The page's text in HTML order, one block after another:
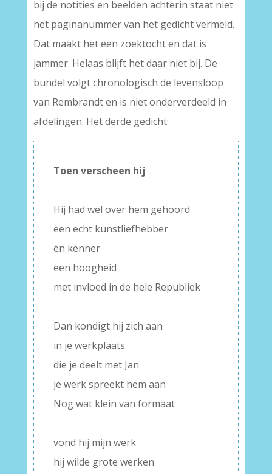
bij de notities en beelden achterin staat niet
het paginanummer van het gedicht vermeld.
Dat maakt het een zoektocht en dat is
jammer. Helaas blijft het daar niet bij. De
bundel volgt chronologisch de levensloop
van Rembrandt en is niet onderverdeeld in
afdelingen. Het derde gedicht:
Toen verscheen hij
Hij had wel over hem gehoord
een echt kunstliefhebber
èn kenner
een hoogheid
met invloed in de hele Republiek
Dan kondigt hij zich aan
in je werkplaats
die je deelt met Jan
je werk spreekt hem aan
Nog wat klein van formaat
vond hij mijn werk
hij wilde grote werken